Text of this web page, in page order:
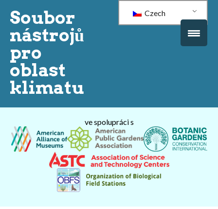
Soubor
nástrojů
pro
oblast
klimatu
Czech
ve spolupráci s